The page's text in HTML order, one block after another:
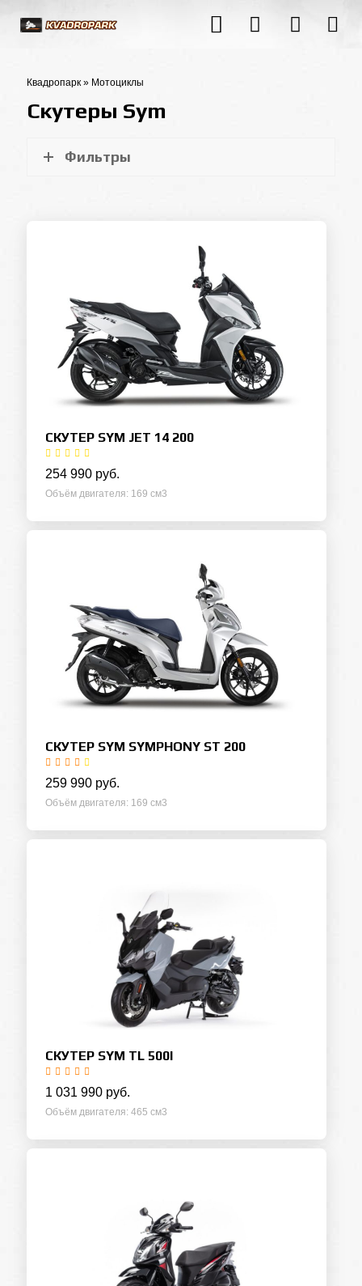
Квадропарк » Мотоциклы
Скутеры Sym
Фильтры
СКУТЕР SYM JET 14 200
254 990 руб.
Объём двигателя 169 см3
СКУТЕР SYM SYMPHONY ST 200
259 990 руб.
Объём двигателя 169 см3
СКУТЕР SYM TL 500I
1 031 990 руб.
Объём двигателя 465 см3